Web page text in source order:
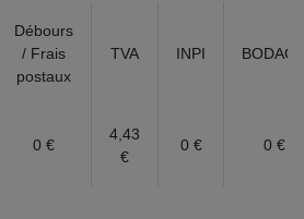
Débours
/ Frais
postaux
TVA INPI
0 €
4,43
€
0 € 0 €